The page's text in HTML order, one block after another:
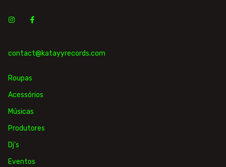
contact@katayyrecords.com
Roupas
Acessórios
Músicas
Produtores
Dj's
Eventos